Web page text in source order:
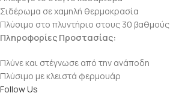
Σιδέρωμα σε χαμηλή θερμοκρασία
Πλύσιμο στο πλυντήριο στους 30 βαθμούς
Πληροφορίες Προστασίας:
Πλύνε και στέγνωσε από την ανάποδη
Πλύσιμο με κλειστά φερμουάρ
Follow Us